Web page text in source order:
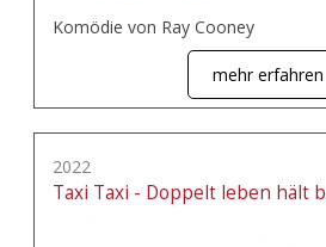
Komödie von Ray Cooney
mehr erfahren
2022
Taxi Taxi - Doppelt leben hält